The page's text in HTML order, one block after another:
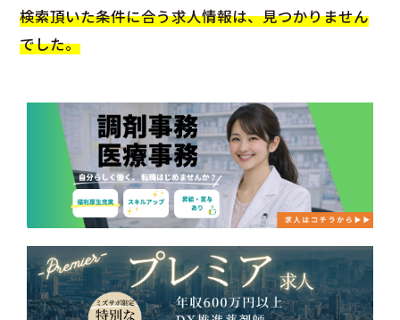
検索頂いた条件に合う求人情報は、見つかりません
でした。